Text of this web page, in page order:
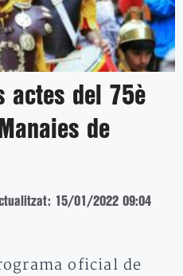
actes del 75è
de
15/01/2022 09:04
oficial de